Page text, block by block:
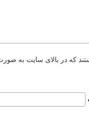
که در بالای سایت به